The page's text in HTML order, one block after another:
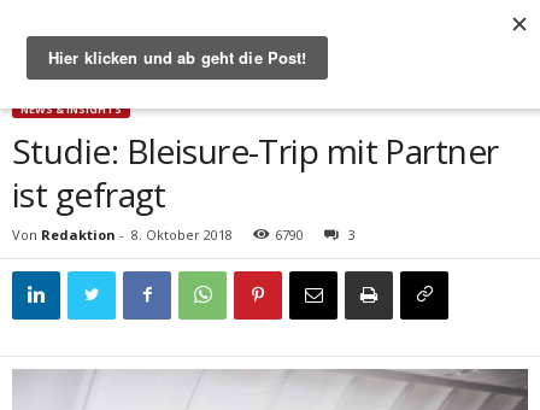
Start News & Insights Studie: Bleisure-Trip mit Partner ist gefragt
NEWS & INSIGHTS
Studie: Bleisure-Trip mit Partner
ist gefragt
Von Redaktion - 8. Oktober 2018 6790 3